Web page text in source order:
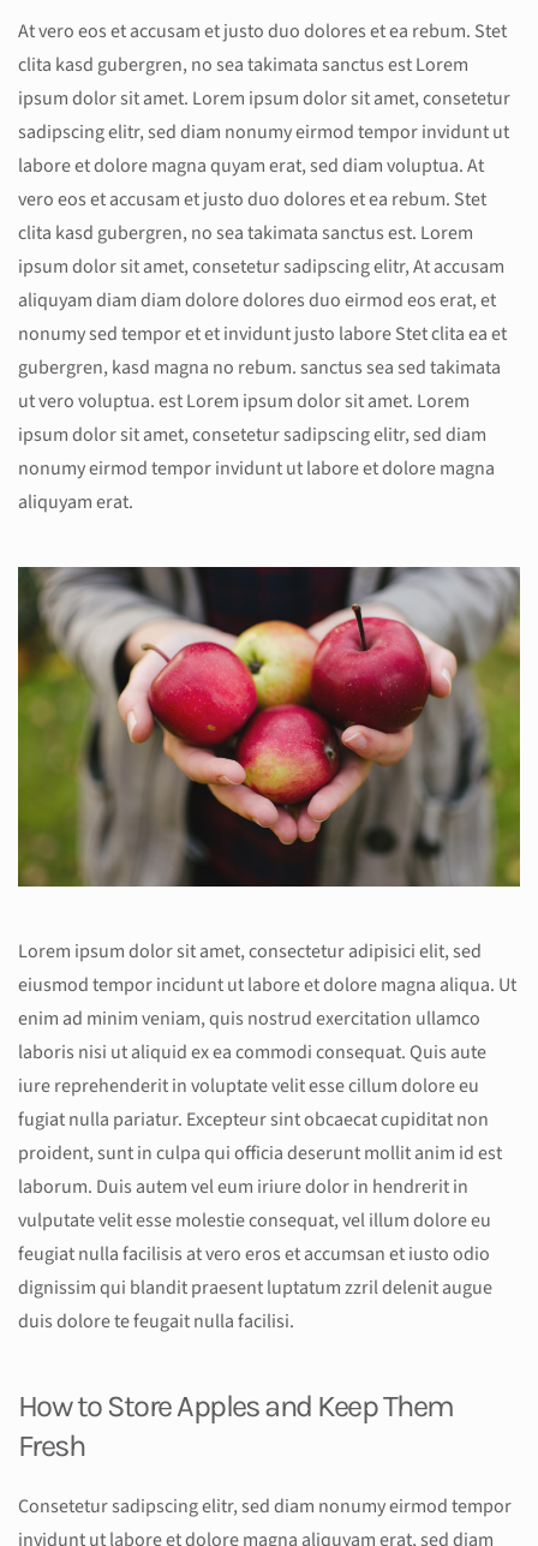
At vero eos et accusam et justo duo dolores et ea rebum. Stet
clita kasd gubergren, no sea takimata sanctus est Lorem
ipsum dolor sit amet. Lorem ipsum dolor sit amet, consetetur
sadipscing elitr, sed diam nonumy eirmod tempor invidunt ut
labore et dolore magna quyam erat, sed diam voluptua. At
vero eos et accusam et justo duo dolores et ea rebum. Stet
clita kasd gubergren, no sea takimata sanctus est. Lorem
ipsum dolor sit amet, consetetur sadipscing elitr, At accusam
aliquyam diam diam dolore dolores duo eirmod eos erat, et
nonumy sed tempor et et invidunt justo labore Stet clita ea et
gubergren, kasd magna no rebum. sanctus sea sed takimata
ut vero voluptua. est Lorem ipsum dolor sit amet. Lorem
ipsum dolor sit amet, consetetur sadipscing elitr, sed diam
nonumy eirmod tempor invidunt ut labore et dolore magna
aliquyam erat.
Lorem ipsum dolor sit amet, consectetur adipisici elit, sed
eiusmod tempor incidunt ut labore et dolore magna aliqua. Ut
enim ad minim veniam, quis nostrud exercitation ullamco
laboris nisi ut aliquid ex ea commodi consequat. Quis aute
iure reprehenderit in voluptate velit esse cillum dolore eu
fugiat nulla pariatur. Excepteur sint obcaecat cupiditat non
proident, sunt in culpa qui officia deserunt mollit anim id est
laborum. Duis autem vel eum iriure dolor in hendrerit in
vulputate velit esse molestie consequat, vel illum dolore eu
feugiat nulla facilisis at vero eros et accumsan et iusto odio
dignissim qui blandit praesent luptatum zzril delenit augue
duis dolore te feugait nulla facilisi.
How to Store Apples and Keep Them
Fresh
Consetetur sadipscing elitr, sed diam nonumy eirmod tempor
invidunt ut labore et dolore magna aliquyam erat, sed diam